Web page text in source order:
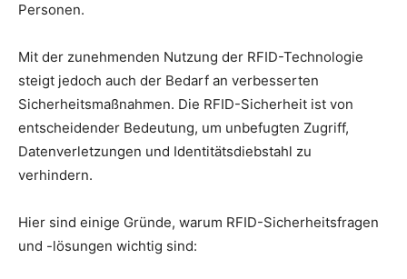
Personen.
Mit der zunehmenden Nutzung der RFID-Technologie
steigt jedoch auch der Bedarf an verbesserten
Sicherheitsmaßnahmen. Die RFID-Sicherheit ist von
entscheidender Bedeutung, um unbefugten Zugriff,
Datenverletzungen und Identitätsdiebstahl zu
verhindern.
Hier sind einige Gründe, warum RFID-Sicherheitsfragen
und -lösungen wichtig sind: